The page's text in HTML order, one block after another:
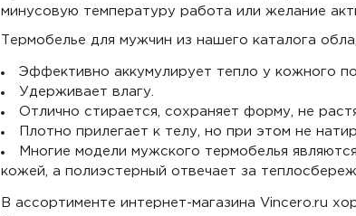
минусовую температуру работа или желание
Термобелье для мужчин из нашего каталога
Эффективно аккумулирует тепло у кожного
Удерживает влагу.
Отлично стирается, сохраняет форму, не
Плотно прилегает к телу, но при этом не
Многие модели мужского термобелья
кожей, а полиэстерный отвечает за
В ассортименте интернет-магазина Vincero.ru